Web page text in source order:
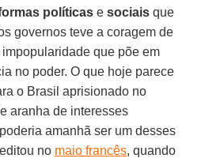
políticas esociais que
governos teve a coragem de
que põe em
no poder. O que hoje parece
o Brasil aprisionado no
aranha de interesses
amanhã ser um desses
no maio francês, quando